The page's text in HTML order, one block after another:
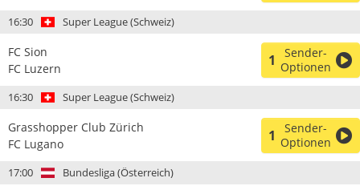
16:30 Super League (Schweiz)
FC Sion
FC Luzern
1
Sender-
Optionen
16:30 Super League (Schweiz)
Grasshopper Club Zürich
FC Lugano
1
Sender-
Optionen
17:00 Bundesliga (Österreich)